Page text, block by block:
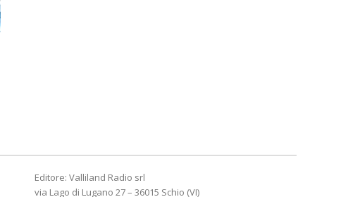
Editore: Valliland Radio srl
via Lago di Lugano 27 – 36015 Schio (VI)